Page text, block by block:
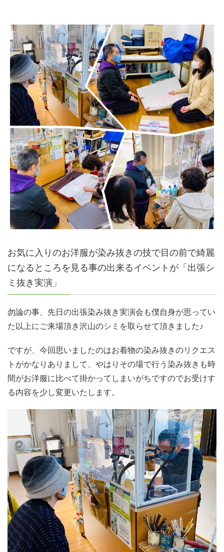
お気に入りのお洋服が染み抜きの技で目の前で綺麗
になるところを見る事の出来るイベントが「出張シ
ミ抜き実演」
勿論の事、先日の出張染み抜き実演会も僕自身が思ってい
た以上にご来場頂き沢山のシミを取らせて頂きました♪
ですが、今回思いましたのはお着物の染み抜きのリクエス
トがかなりありまして、やはりその場で行う染み抜きも時
間がお洋服に比べて掛かってしまいがちですのでお受けす
る内容を少し変更いたします。